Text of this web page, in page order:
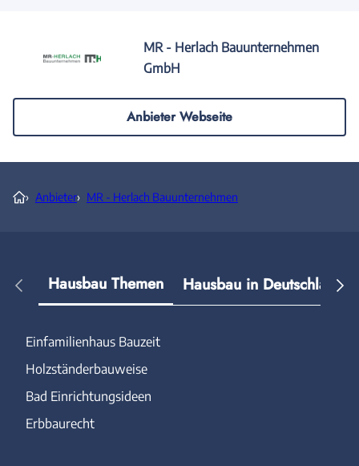
MR - Herlach Bauunternehmen
GmbH
Anbieter Webseite
› Anbieter› MR - Herlach Bauunternehmen
Hausbau Themen Hausbau in Deutschland
Einfamilienhaus Bauzeit
Holzständerbauweise
Bad Einrichtungsideen
Erbbaurecht